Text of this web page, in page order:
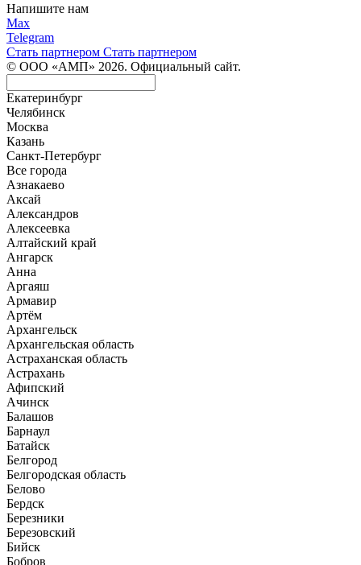
Напишите нам
Max
Telegram
Стать партнером Стать партнером
© ООО «АМП» 2026. Официальный сайт.
Екатеринбург
Челябинск
Москва
Казань
Санкт-Петербург
Все города
Азнакаево
Аксай
Александров
Алексеевка
Алтайский край
Ангарск
Анна
Аргаяш
Армавир
Артём
Архангельск
Архангельская область
Астраханская область
Астрахань
Афипский
Ачинск
Балашов
Барнаул
Батайск
Белгород
Белгородская область
Белово
Бердск
Березники
Березовский
Бийск
Бобров